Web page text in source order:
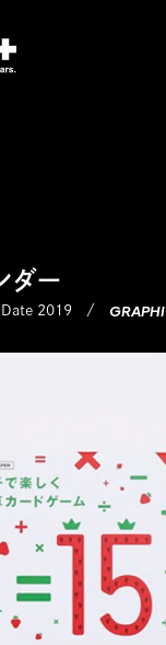
ダー
Date 2019